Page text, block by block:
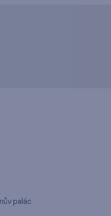
palác